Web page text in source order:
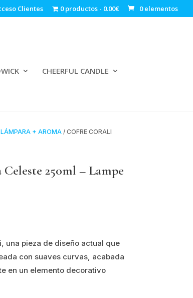
Clientes 0 productos 0.00€ 0 elementos
CHEERFUL CANDLE
LÁMPARA + AROMA / COFRE CORALI
250ml – Lampe
una pieza de diseño actual que
con suaves curvas, acabada
en un elemento decorativo